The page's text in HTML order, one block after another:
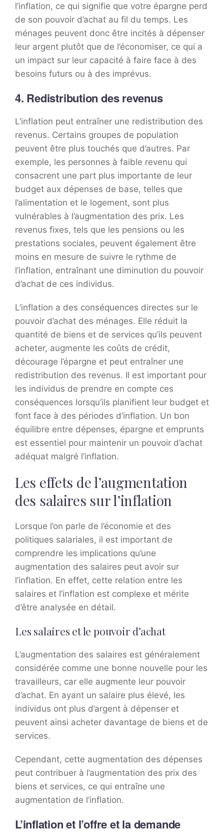
l’inflation, ce qui signifie que votre épargne perd
de son pouvoir d’achat au fil du temps. Les
ménages peuvent donc être incités à dépenser
leur argent plutôt que de l’économiser, ce qui a
un impact sur leur capacité à faire face à des
besoins futurs ou à des imprévus.
4. Redistribution des revenus
L’inflation peut entraîner une redistribution des
revenus. Certains groupes de population
peuvent être plus touchés que d’autres. Par
exemple, les personnes à faible revenu qui
consacrent une part plus importante de leur
budget aux dépenses de base, telles que
l’alimentation et le logement, sont plus
vulnérables à l’augmentation des prix. Les
revenus fixes, tels que les pensions ou les
prestations sociales, peuvent également être
moins en mesure de suivre le rythme de
l’inflation, entraînant une diminution du pouvoir
d’achat de ces individus.
L’inflation a des conséquences directes sur le
pouvoir d’achat des ménages. Elle réduit la
quantité de biens et de services qu’ils peuvent
acheter, augmente les coûts de crédit,
décourage l’épargne et peut entraîner une
redistribution des revenus. Il est important pour
les individus de prendre en compte ces
conséquences lorsqu’ils planifient leur budget et
font face à des périodes d’inflation. Un bon
équilibre entre dépenses, épargne et emprunts
est essentiel pour maintenir un pouvoir d’achat
adéquat malgré l’inflation.
Les effets de l’augmentation
des salaires sur l’inflation
Lorsque l’on parle de l’économie et des
politiques salariales, il est important de
comprendre les implications qu’une
augmentation des salaires peut avoir sur
l’inflation. En effet, cette relation entre les
salaires et l’inflation est complexe et mérite
d’être analysée en détail.
Les salaires et le pouvoir d’achat
L’augmentation des salaires est généralement
considérée comme une bonne nouvelle pour les
travailleurs, car elle augmente leur pouvoir
d’achat. En ayant un salaire plus élevé, les
individus ont plus d’argent à dépenser et
peuvent ainsi acheter davantage de biens et de
services.
Cependant, cette augmentation des dépenses
peut contribuer à l’augmentation des prix des
biens et services, ce qui entraîne une
augmentation de l’inflation.
L’inflation et l’offre et la demande